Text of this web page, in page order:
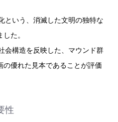
という、消滅した文明の独特な
た。
会構造を反映した、マウンド群
の優れた見本であることが評価
性